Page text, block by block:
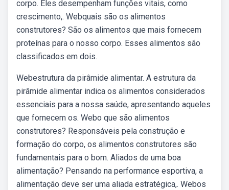
corpo. Eles desempenham funções vitais, como
crescimento,. Webquais são os alimentos
construtores? São os alimentos que mais fornecem
proteínas para o nosso corpo. Esses alimentos são
classificados em dois.
Webestrutura da pirâmide alimentar. A estrutura da
pirâmide alimentar indica os alimentos considerados
essenciais para a nossa saúde, apresentando aqueles
que fornecem os. Webo que são alimentos
construtores? Responsáveis pela construção e
formação do corpo, os alimentos construtores são
fundamentais para o bom. Aliados de uma boa
alimentação? Pensando na performance esportiva, a
alimentação deve ser uma aliada estratégica,. Webos